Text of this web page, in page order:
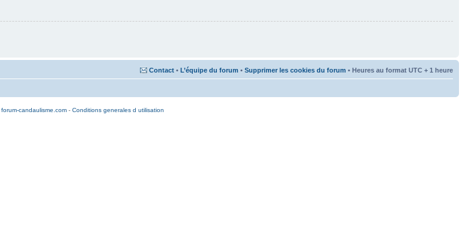
Contact • L’équipe du forum • Supprimer les cookies du forum • Heures au format UTC + 1 heure
forum-candaulisme.com - Conditions generales d utilisation